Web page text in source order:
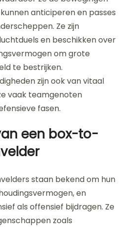
anticiperen en passes
Ze zijn
en beschikken over
om grote
te bestrijken.
zijn ook van vitaal
vaak teamgenoten
fasen.
een box-to-
staan bekend om hun
en
als offensief bijdragen. Ze
zoals